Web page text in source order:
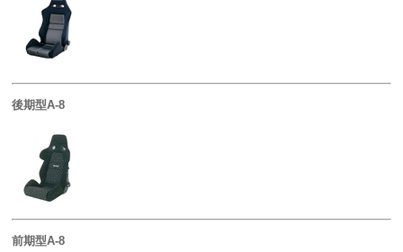
後期型A-8
前期型A-8